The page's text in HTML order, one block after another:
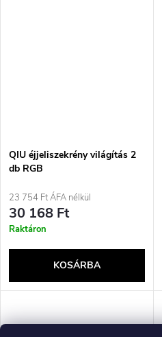
QIU éjjeliszekrény világítás 2
db RGB
23 754 Ft ÁFA nélkül
30 168 Ft
Raktáron
KOSÁRBA